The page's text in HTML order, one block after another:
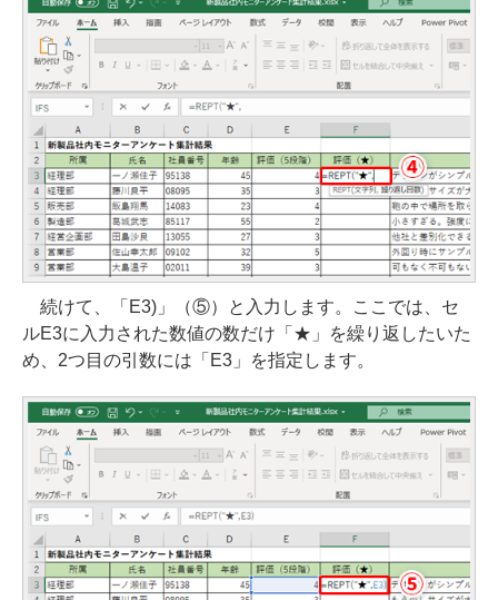
続けて、「E3)」（⑤）と入力します。ここでは、セ
ルE3に入力された数値の数だけ「★」を繰り返したいた
め、2つ目の引数には「E3」を指定します。